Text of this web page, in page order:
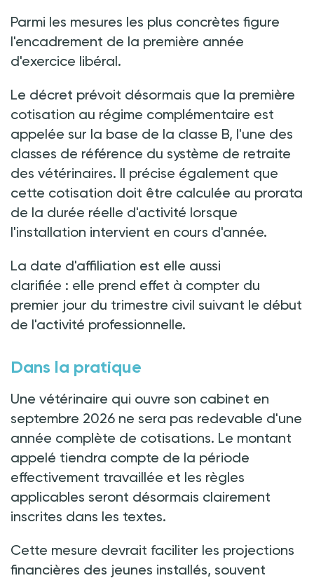
Parmi les mesures les plus concrètes figure
l'encadrement de la première année
d'exercice libéral.
Le décret prévoit désormais que la première
cotisation au régime complémentaire est
appelée sur la base de la classe B, l'une des
classes de référence du système de retraite
des vétérinaires. Il précise également que
cette cotisation doit être calculée au prorata
de la durée réelle d'activité lorsque
l'installation intervient en cours d'année.
La date d'affiliation est elle aussi
clarifiée : elle prend effet à compter du
premier jour du trimestre civil suivant le début
de l'activité professionnelle.
Dans la pratique
Une vétérinaire qui ouvre son cabinet en
septembre 2026 ne sera pas redevable d'une
année complète de cotisations. Le montant
appelé tiendra compte de la période
effectivement travaillée et les règles
applicables seront désormais clairement
inscrites dans les textes.
Cette mesure devrait faciliter les projections
financières des jeunes installés, souvent